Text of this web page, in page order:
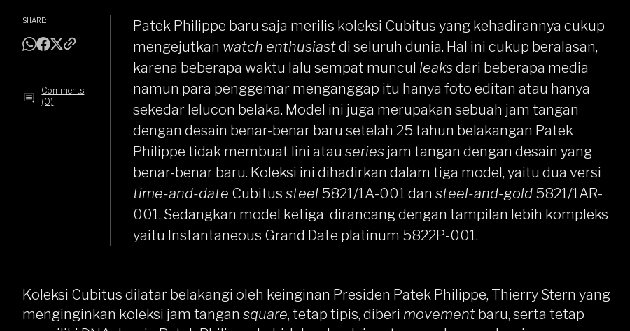
SHARE:
Comments
(0)
Patek Philippe baru saja merilis koleksi Cubitus yang kehadirannya cukup
mengejutkan watch enthusiastdi seluruh dunia. Hal ini cukup beralasan,
karena beberapa waktu lalu sempat muncul leaksdari beberapa media
namun para penggemar menganggap itu hanya foto editan atau hanya
sekedar lelucon belaka. Model ini juga merupakan sebuah jam tangan
dengan desain benar-benar baru setelah 25 tahun belakangan Patek
Philippe tidak membuat lini atau series jam tangan dengan desain yang
benar-benar baru. Koleksi ini dihadirkan dalam tiga model, yaitu dua versi
time-and-date Cubitus steel 5821/1A-001 dan steel-and-gold 5821/1AR-
001. Sedangkan model ketiga dirancang dengan tampilan lebih kompleks
yaitu Instantaneous Grand Date platinum 5822P-001.
Koleksi Cubitus dilatar belakangi oleh keinginan Presiden Patek Philippe, Thierry Stern yang
menginginkan koleksi jam tangan square, tetap tipis, diberi movement baru, serta tetap